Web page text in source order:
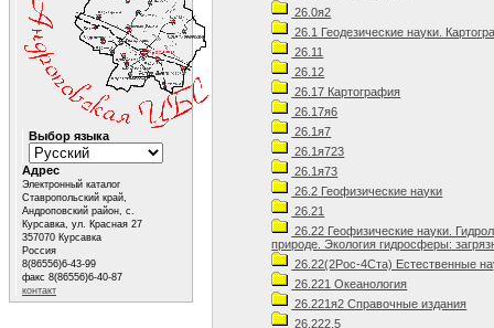
26.0я2
26.1 Геодезические науки.
26.11
26.12
26.17 Картография
26.17я6
26.1я7
26.1я723
26.1я73
26.2 Геофизические науки
26.21
26.22 Геофизические науки.
природе. Экология гидросферы:
26.22(2Рос-4Ста) Естественные
26.221 Океанология
26.221я2 Справочные издания
26.222.5
Выбор языка
Адрес
Электронный каталог
Ставропольский край,
Андроповский район, с.
Курсавка, ул. Красная 27
357070 Курсавка
Россия
8(86556)6-43-99
факс 8(86556)6-40-87
контакт